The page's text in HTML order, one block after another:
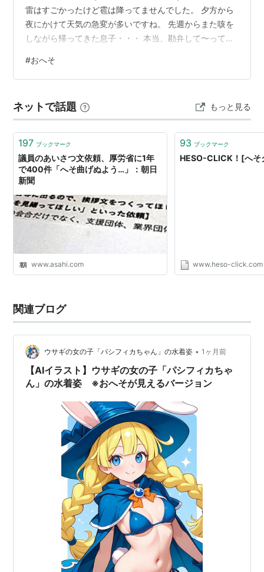
雷はすごかったけど雹は降ってませんでした。 夕方から
夜にかけて天気の急変が多いですね。 先週からまた咳を
しながら帰ってきた息子・・・ 本当、勘弁して〜って感
が痛い！」と言い出して（子供かよ〜） 洗いすぎて傷つ
いてそこから化膿して仕事休んで病院行って 娘より若い
そう・・・ 多分ゴシゴシ洗わなくていいの！って言う意
味なんでしょうけど しゅんとなって帰ってきました。 で
も自業自得すぎてかけてあげ…
#おへそ
ネットで話題 もっと見る
197 ブックマーク
議員のあいさつ文依頼、厚労省に1年
で400件「へそ曲げぬよう…」：朝日
新聞
www.asahi.com
93 ブックマーク
HESO-CLICK！[へ
www.heso-click.com
関連ブログ
ウサギの女の子「パシフィカちゃん」の水着姿 • 1ヶ月前
【AIイラスト】ウサギの女の子「パシフィカちゃ
ん」の水着姿 ※おへそが見えるバージョン